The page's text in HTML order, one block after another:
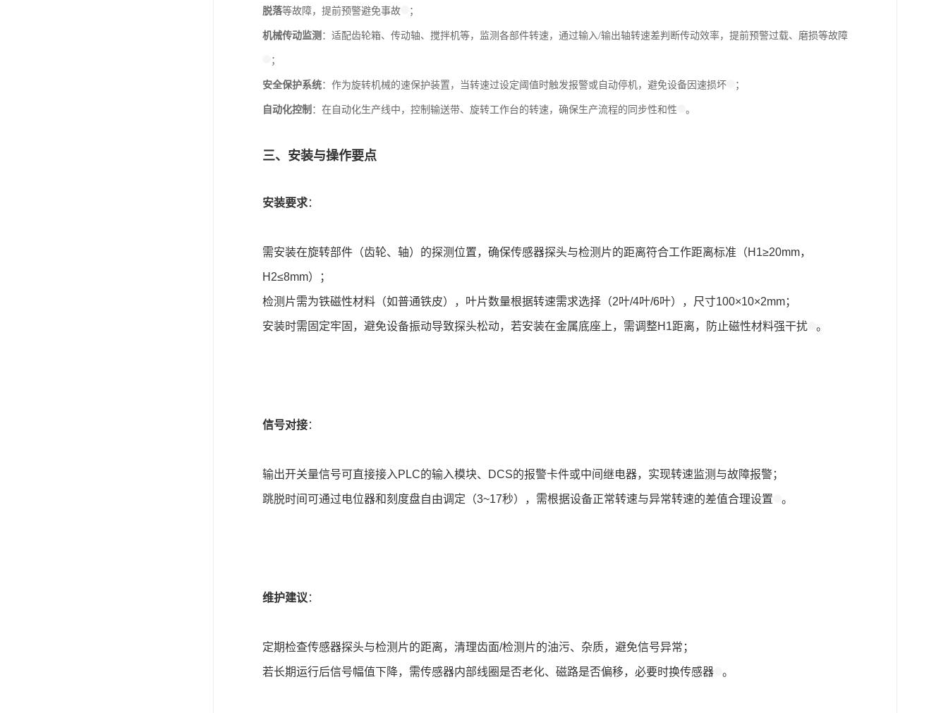
脱落等故障，提前预警避免事故 ；
机械传动监测 ：适配齿轮箱、传动轴、搅拌机等，监测各部件转速，通过输入/输出轴转速差判断传动效率，提前预警过载、磨损等故障
；
安全保护系统：作为旋转机械的速保护装置，当转速过设定阈值时触发报警或自动停机，避免设备因速损坏 ；
自动化控制 ：在自动化生产线中，控制输送带、旋转工作台的转速，确保生产流程的同步性和性 。
三、安装与操作要点
安装要求：
需安装在旋转部件（齿轮、轴）的探测位置，确保传感器探头与检测片的距离符合工作距离标准（H1≥20mm，
H2≤8mm）；
检测片需为铁磁性材料（如普通铁皮），叶片数量根据转速需求选择（2叶/4叶/6叶），尺寸100×10×2mm；
安装时需固定牢固，避免设备振动导致探头松动，若安装在金属底座上，需调整H1距离，防止磁性材料强干扰 。
信号对接：
输出开关量信号可直接接入PLC的输入模块、DCS的报警卡件或中间继电器，实现转速监测与故障报警；
跳脱时间可通过电位器和刻度盘自由调定（3~17秒），需根据设备正常转速与异常转速的差值合理设置 。
维护建议 ：
定期检查传感器探头与检测片的距离，清理齿面/检测片的油污、杂质，避免信号异常；
若长期运行后信号幅值下降，需传感器内部线圈是否老化、磁路是否偏移，必要时换传感器 。